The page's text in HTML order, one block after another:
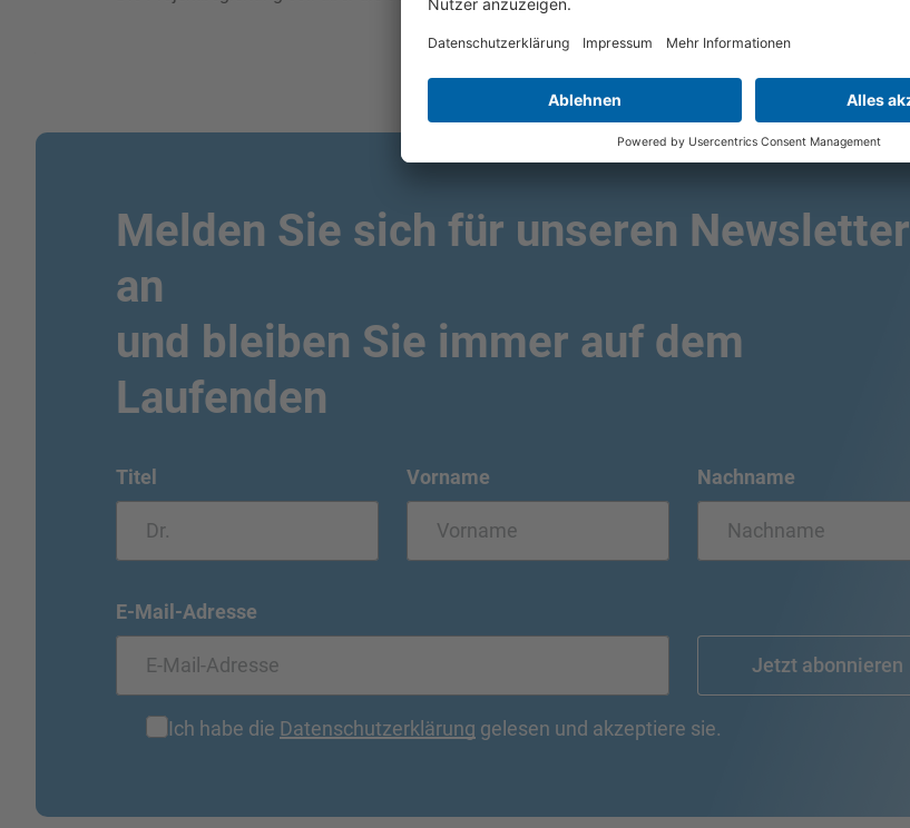
Melden Sie sich für unseren Newsletter
an
und bleiben Sie immer auf dem
Laufenden
Titel Vorname Nachname
E-Mail-Adresse
Ich habe die Datenschutzerklärung gelesen und akzeptiere sie.
Jetzt abonnieren